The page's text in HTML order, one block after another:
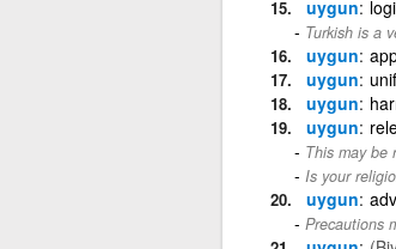
uygun
Turkish is a
uygun
uygun
uygun
uygun
This may be
Is your
uygun
Precautions